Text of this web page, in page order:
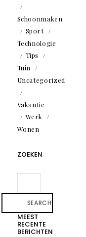
Schoonmaken
Sport
Technologie
Tips
Tuin
Uncategorized
Vakantie
Werk
Wonen
ZOEKEN
SEARCH
MEEST
RECENTE
BERICHTEN